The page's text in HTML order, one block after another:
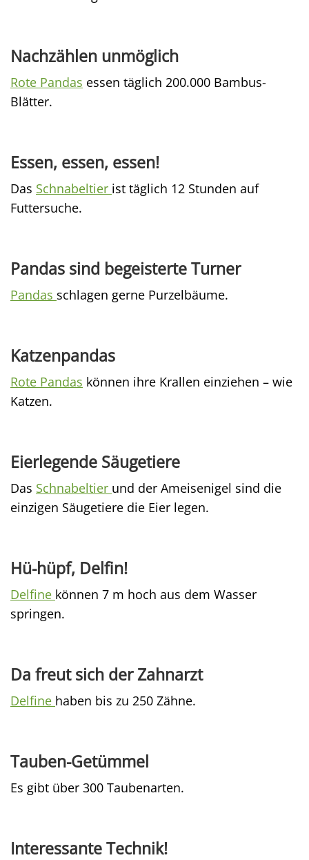
Nachzählen unmöglich
Rote Pandas essen täglich 200.000 Bambus-
Blätter.
Essen, essen, essen!
Das Schnabeltier ist täglich 12 Stunden auf
Futtersuche.
Pandas sind begeisterte Turner
Pandas schlagen gerne Purzelbäume.
Katzenpandas
Rote Pandas können ihre Krallen einziehen – wie
Katzen.
Eierlegende Säugetiere
Das Schnabeltier und der Ameisenigel sind die
einzigen Säugetiere die Eier legen.
Hü-hüpf, Delfin!
Delfine können 7 m hoch aus dem Wasser
springen.
Da freut sich der Zahnarzt
Delfine haben bis zu 250 Zähne.
Tauben-Getümmel
Es gibt über 300 Taubenarten.
Interessante Technik!